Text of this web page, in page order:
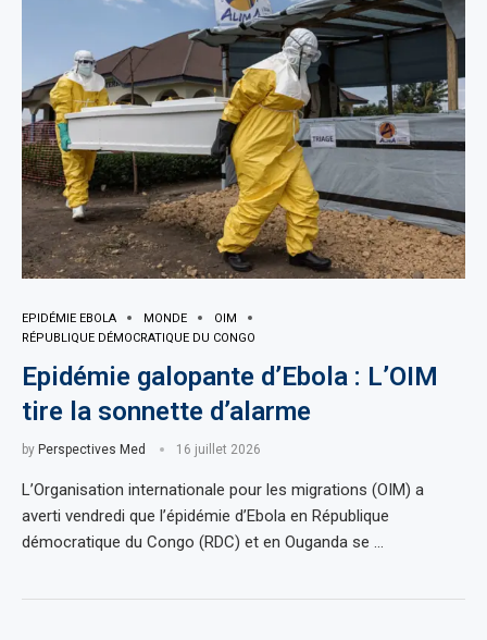
EPIDÉMIE EBOLA MONDE
OIM
RÉPUBLIQUE DÉMOCRATIQUE DU CONGO
Epidémie galopante d’Ebola : L’OIM
tire la sonnette d’alarme
by Perspectives Med 16 juillet 2026
L’Organisation internationale pour les migrations (OIM) a
averti vendredi que l’épidémie d’Ebola en République
démocratique du Congo (RDC) et en Ouganda se …